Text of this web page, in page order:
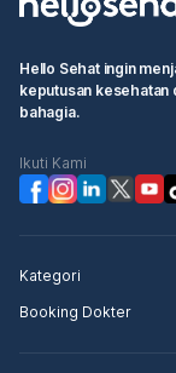
Hello Sehat ingin
keputusan kesehatan
bahagia.
Ikuti Kami
Kategori
Booking Dokter